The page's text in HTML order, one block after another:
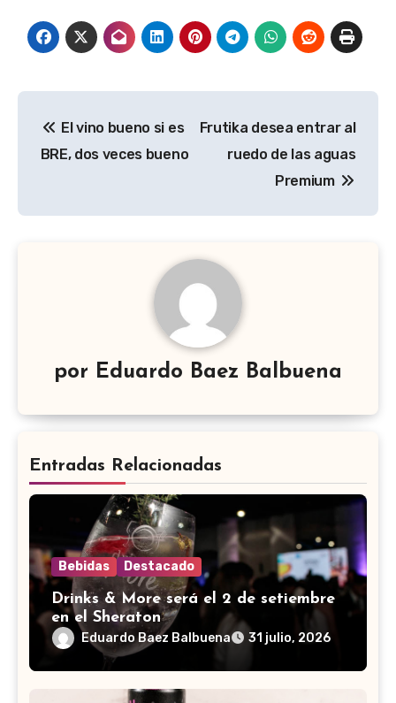
de
El vino bueno si es
BRE, dos veces bueno
Frutika desea entrar al
ruedo de las aguas
Premium
por Eduardo Baez Balbuena
Entradas Relacionadas
Bebidas Destacado
Drinks & More será el 2 de setiembre
en el Sheraton
Eduardo Baez Balbuena 31 julio, 2026